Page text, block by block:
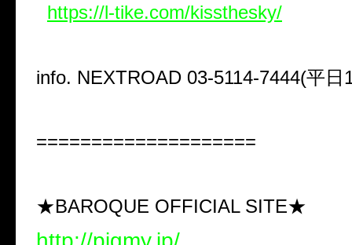
https://l-tike.com/kissthesky/
info. NEXTROAD 03-5114-7444(平日
====================
★BAROQUE OFFICIAL SITE★